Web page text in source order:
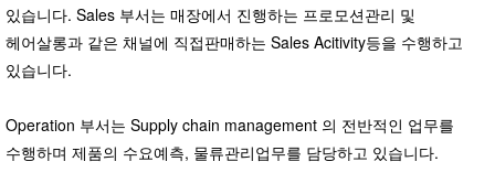
있습니다. Sales 부서는 매장에서 진행하는 프로모션관리 및
헤어살롱과 같은 채널에 직접판매하는 Sales Acitivity등을 수행하고
있습니다.
Operation 부서는 Supply chain management 의 전반적인 업무를
수행하며 제품의 수요예측, 물류관리업무를 담당하고 있습니다.